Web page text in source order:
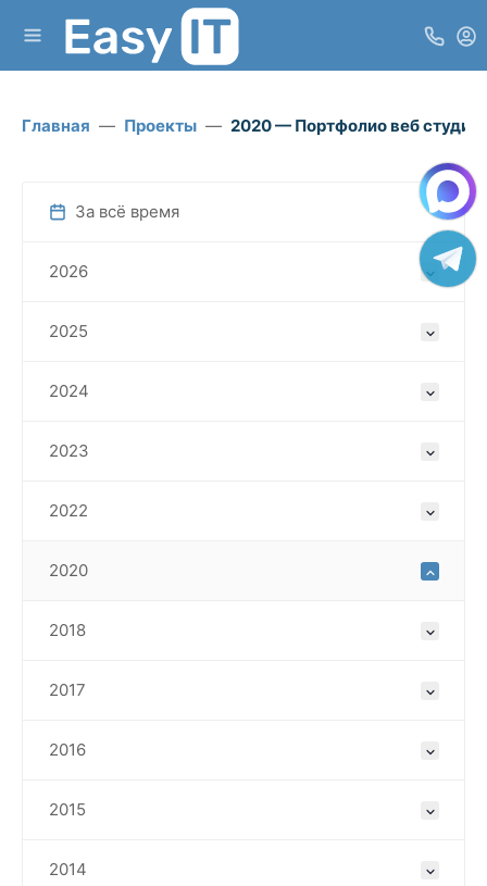
Главная Проекты 2020 — Портфолио веб студии
За всё время
2026
2025
2024
2023
2022
2020
2018
2017
2016
2015
2014